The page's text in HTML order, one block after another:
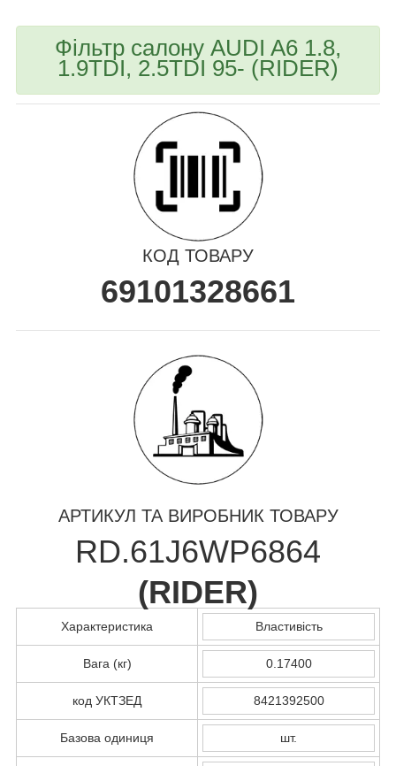
Фільтр салону AUDI A6 1.8,
1.9TDI, 2.5TDI 95- (RIDER)
КОД ТОВАРУ
69101328661
АРТИКУЛ ТА ВИРОБНИК ТОВАРУ
RD.61J6WP6864
(RIDER)
Характеристика Властивість
Вага (кг) 0.17400
код УКТЗЕД 8421392500
Базова одиниця шт.